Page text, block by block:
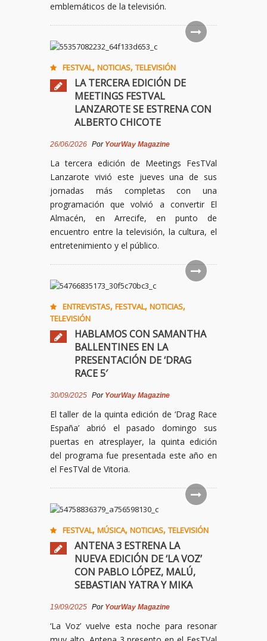
emblemáticos de la televisión.
FESTVAL, NOTICIAS, TELEVISIÓN
LA TERCERA EDICIÓN DE
MEETINGS FESTVAL
LANZAROTE SE ESTRENA CON
ALBERTO CHICOTE
26/06/2026 Por YourWay Magazine
La tercera edición de Meetings FesTVal
Lanzarote vivió este jueves una de sus
jornadas más completas con una
programación que volvió a convertir El
Almacén, en Arrecife, en punto de
encuentro entre la televisión, la cultura, el
entretenimiento y el público.
ENTREVISTAS, FESTVAL, NOTICIAS,
TELEVISIÓN
HABLAMOS CON SAMANTHA
BALLENTINES EN LA
PRESENTACIÓN DE ‘DRAG
RACE 5′
30/09/2025 Por YourWay Magazine
El taller de la quinta edición de ‘Drag Race
España’ abrió el pasado domingo sus
puertas en atresplayer, la quinta edición
del programa fue presentada este año en
el FesTVal de Vitoria.
FESTVAL, MÚSICA, NOTICIAS, TELEVISIÓN
ANTENA 3 ESTRENA LA
NUEVA EDICIÓN DE ‘LA VOZ’
CON PABLO LÓPEZ, MALÚ,
SEBASTIAN YATRA Y MIKA
19/09/2025 Por YourWay Magazine
‘La Voz’ vuelve esta noche para resonar